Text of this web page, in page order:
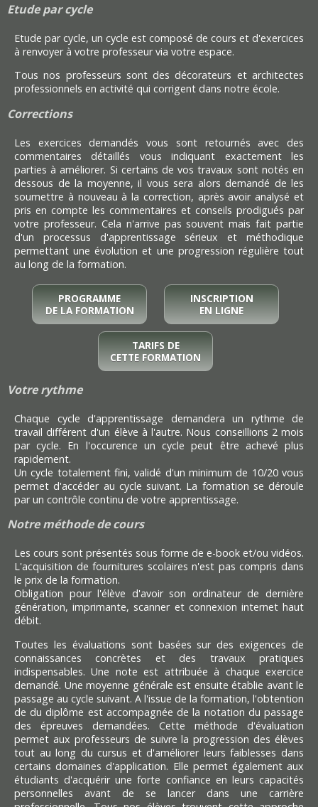
Etude par cycle
Etude par cycle, un cycle est composé de cours et d'exercices
à renvoyer à votre professeur via votre espace.
Tous nos professeurs sont des décorateurs et architectes
professionnels en activité qui corrigent dans notre école.
Corrections
Les exercices demandés vous sont retournés avec des
commentaires détaillés vous indiquant exactement les
parties à améliorer. Si certains de vos travaux sont notés en
dessous de la moyenne, il vous sera alors demandé de les
soumettre à nouveau à la correction, après avoir analysé et
pris en compte les commentaires et conseils prodigués par
votre professeur. Cela n'arrive pas souvent mais fait partie
d'un processus d'apprentissage sérieux et méthodique
permettant une évolution et une progression régulière tout
au long de la formation.
PROGRAMME
DE LA FORMATION
INSCRIPTION
EN LIGNE
TARIFS DE
CETTE FORMATION
Votre rythme
Chaque cycle d'apprentissage demandera un rythme de
travail différent d'un élève à l'autre. Nous conseillions 2 mois
par cycle. En l'occurence un cycle peut être achevé plus
rapidement.
Un cycle totalement fini, validé d'un minimum de 10/20 vous
permet d'accéder au cycle suivant. La formation se déroule
par un contrôle continu de votre apprentissage.
Notre méthode de cours
Les cours sont présentés sous forme de e-book et/ou vidéos.
L'acquisition de fournitures scolaires n'est pas compris dans
le prix de la formation.
Obligation pour l'élève d'avoir son ordinateur de dernière
génération, imprimante, scanner et connexion internet haut
débit.
Toutes les évaluations sont basées sur des exigences de
connaissances concrètes et des travaux pratiques
indispensables. Une note est attribuée à chaque exercice
demandé. Une moyenne générale est ensuite établie avant le
passage au cycle suivant. A l'issue de la formation, l'obtention
de du diplôme est accompagnée de la notation du passage
des épreuves demandées. Cette méthode d'évaluation
permet aux professeurs de suivre la progression des élèves
tout au long du cursus et d'améliorer leurs faiblesses dans
certains domaines d'application. Elle permet également aux
étudiants d'acquérir une forte confiance en leurs capacités
personnelles avant de se lancer dans une carrière